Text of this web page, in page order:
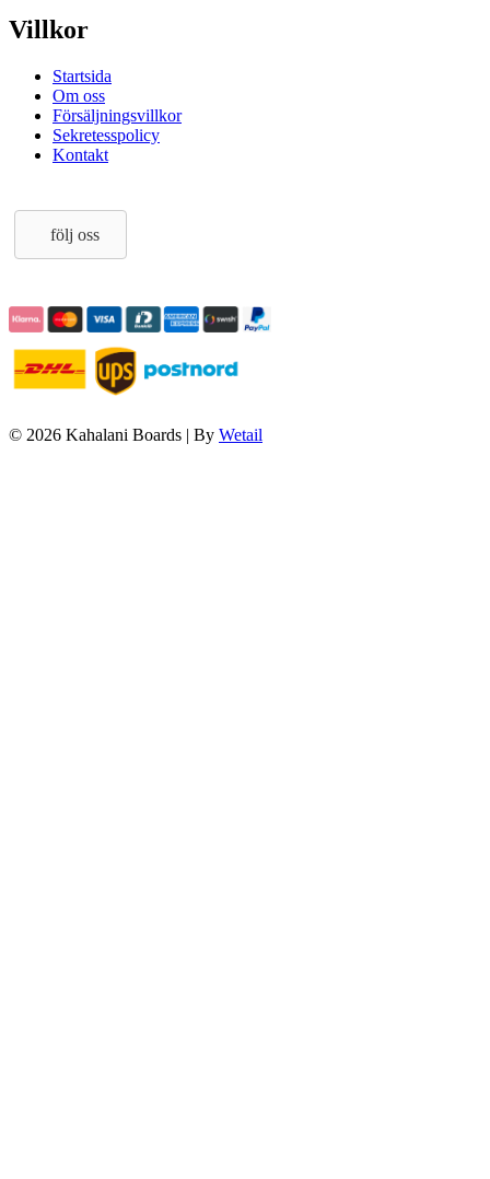
Villkor
Startsida
Om oss
Försäljningsvillkor
Sekretesspolicy
Kontakt
följ oss
© 2026 Kahalani Boards | By Wetail